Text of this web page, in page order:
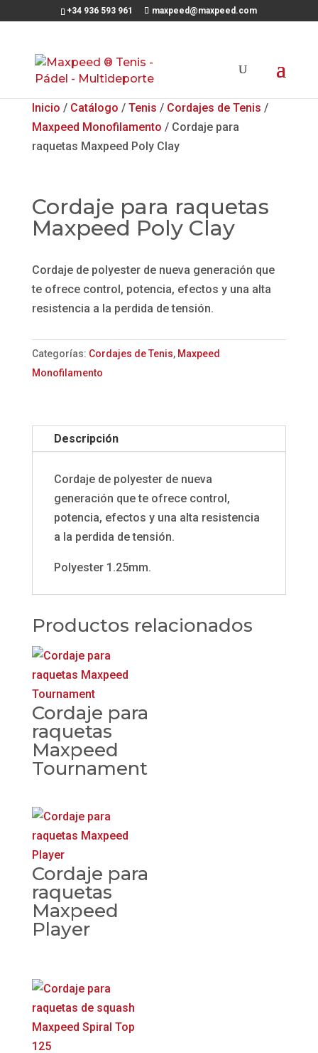
+34 936 593 961 maxpeed@maxpeed.com
Inicio / Catálogo / Tenis / Cordajes de Tenis /
Maxpeed Monofilamento / Cordaje para
raquetas Maxpeed Poly Clay
Cordaje para raquetas
Maxpeed Poly Clay
Cordaje de polyester de nueva generación que
te ofrece control, potencia, efectos y una alta
resistencia a la perdida de tensión.
Categorías: Cordajes de Tenis, Maxpeed
Monofilamento
Descripción
Cordaje de polyester de nueva
generación que te ofrece control,
potencia, efectos y una alta resistencia
a la perdida de tensión.
Polyester 1.25mm.
Productos relacionados
Cordaje para
raquetas
Maxpeed
Tournament
Cordaje para
raquetas
Maxpeed
Player